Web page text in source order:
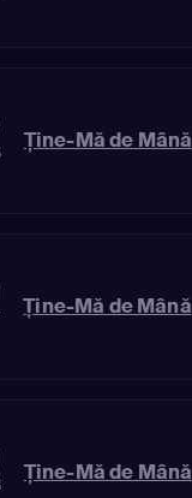
Ține-Mă de Mână
Ține-Mă de Mână
Ține-Mă de Mână